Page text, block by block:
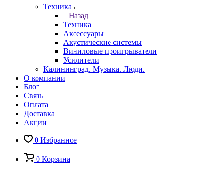
Техника
Назад
Техника
Аксессуары
Акустические системы
Виниловые проигрыватели
Усилители
Калининград. Музыка. Люди.
О компании
Блог
Связь
Оплата
Доставка
Акции
0 Избранное
0 Корзина